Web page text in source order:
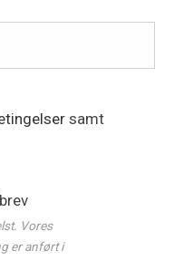
samt
Vores
er anført i